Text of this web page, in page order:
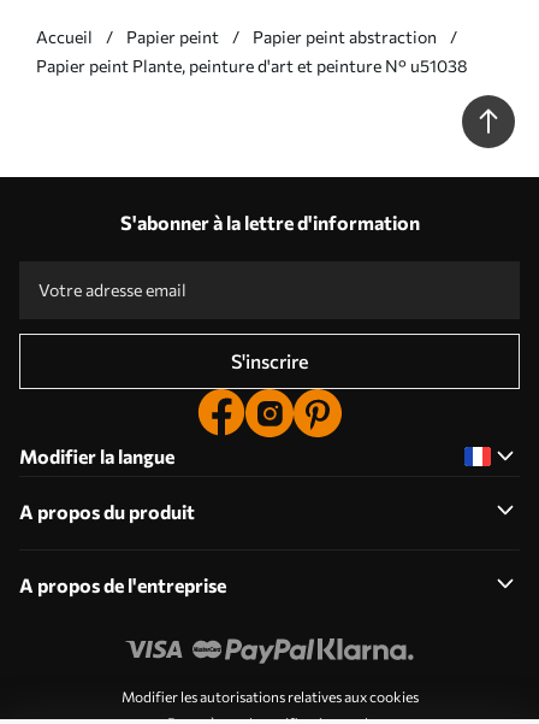
Accueil Papier peint
Papier peint abstraction
Papier peint Plante, peinture d'art et peinture N° u51038
S'abonner à la lettre d'information
S'inscrire
Modifier la langue
A propos du produit
A propos de l'entreprise
Modifier les autorisations relatives aux cookies